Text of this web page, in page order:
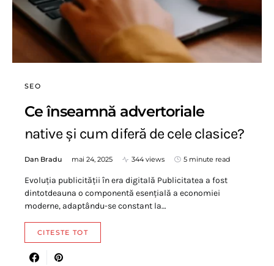
SEO
Ce înseamnă advertoriale
native și cum diferă de cele clasice?
Dan Bradu mai 24, 2025 344 views 5 minute read
Evoluția publicității în era digitală Publicitatea a fost
dintotdeauna o componentă esențială a economiei
moderne, adaptându-se constant la…
CITESTE TOT